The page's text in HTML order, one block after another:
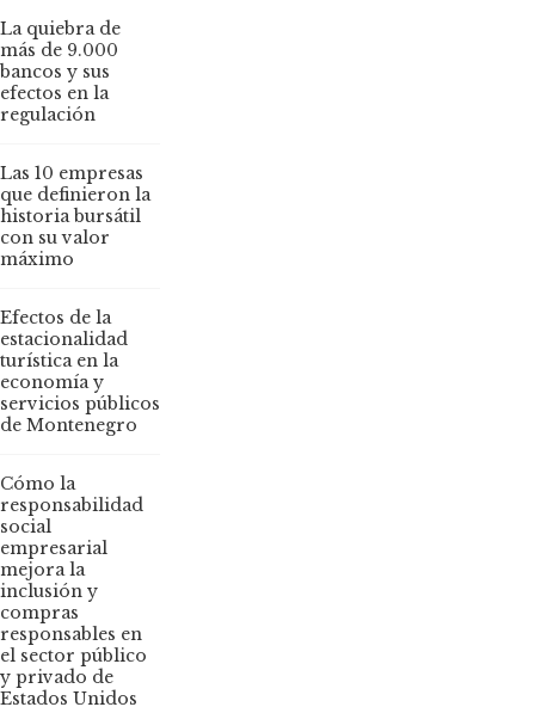
La quiebra de
más de 9.000
bancos y sus
efectos en la
regulación
Las 10 empresas
que definieron la
historia bursátil
con su valor
máximo
Efectos de la
estacionalidad
turística en la
economía y
servicios públicos
de Montenegro
Cómo la
responsabilidad
social
empresarial
mejora la
inclusión y
compras
responsables en
el sector público
y privado de
Estados Unidos